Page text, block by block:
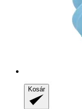
Kosár